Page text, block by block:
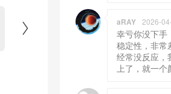
 aRAY 2026-
幸亏你没下手
稳定性，非常
经常没反应，
上了，就一个